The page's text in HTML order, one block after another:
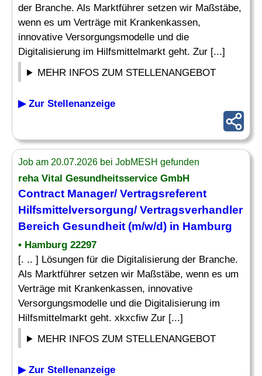
der Branche. Als Marktführer setzen wir Maßstäbe,
wenn es um Verträge mit Krankenkassen,
innovative Versorgungsmodelle und die
Digitalisierung im Hilfsmittelmarkt geht. Zur [...]
MEHR INFOS ZUM STELLENANGEBOT
▶ Zur Stellenanzeige
Job am 20.07.2026 bei JobMESH gefunden
reha Vital Gesundheitsservice GmbH
Contract Manager/ Vertragsreferent
Hilfsmittelversorgung/ Vertragsverhandler
Bereich Gesundheit (m/w/d) in Hamburg
• Hamburg 22297
[. .. ] Lösungen für die Digitalisierung der Branche.
Als Marktführer setzen wir Maßstäbe, wenn es um
Verträge mit Krankenkassen, innovative
Versorgungsmodelle und die Digitalisierung im
Hilfsmittelmarkt geht. xkxcfiw Zur [...]
MEHR INFOS ZUM STELLENANGEBOT
▶ Zur Stellenanzeige